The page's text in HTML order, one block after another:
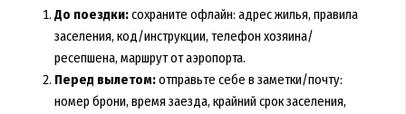
До поездки:сохраните офлайн: адрес жилья, правила
заселения, код/инструкции, телефон хозяина/
ресепшена, маршрут от аэропорта.
Перед вылетом:отправьте себе в заметки/почту:
номер брони, время заезда, крайний срок заселения,